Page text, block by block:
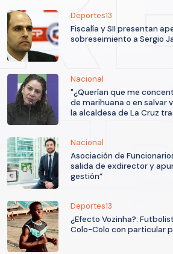
Deportes13
Fiscalía y SII presentan
sobreseimiento a Sergio
Nacional
"¿Querían que me
de marihuana o en salvar
la alcaldesa de La Cruz
Nacional
Asociación de
salida de exdirector y
gestión”
Deportes13
¿Efecto Vozinha?:
Colo-Colo con particular